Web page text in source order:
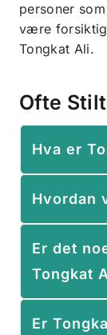
personer
være
Tongkat Ali.
Ofte
Hva er
Hvordan
Er det
Tongkat
Er